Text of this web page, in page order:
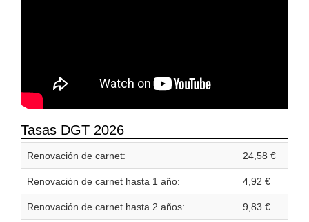
Tasas DGT 2026
Renovación de carnet: 24,58 €
Renovación de carnet hasta 1 año: 4,92 €
Renovación de carnet hasta 2 años: 9,83 €